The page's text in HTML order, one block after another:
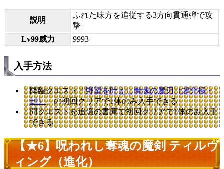
説明
ふれた味方を追従する3方向貫通弾で攻
撃
Lv99威力
9993
入手方法
降臨クエスト「野望を叶えし奪魂の魔刃（超究極・
封）」の初回クリアで1体のみ入手できる
同クエストを追憶の書庫で初回クリアで1体のみ入手
できる
【★6】呪われし奪魂の魔剣 ティルヴ
ィング（進化）